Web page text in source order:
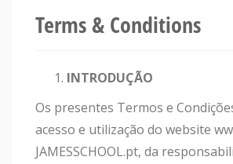
Terms & Conditions
INTRODUÇÃO
Os presentes Termos e
acesso e utilização do website
JAMESSCHOOL.pt, da